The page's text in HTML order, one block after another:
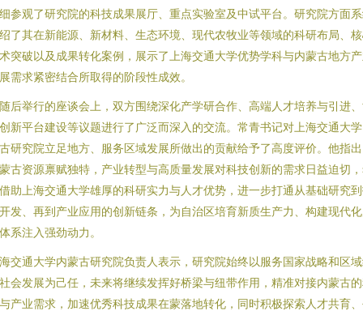
参观了研究院的科技成果展厅、重点实验室及中试平台。研究院方面
了其在新能源、新材料、生态环境、现代农牧业等领域的科研布局、
突破以及成果转化案例，展示了上海交通大学优势学科与内蒙古地方
需求紧密结合所取得的阶段性成效。
后举行的座谈会上，双方围绕深化产学研合作、高端人才培养与引进
新平台建设等议题进行了广泛而深入的交流。常青书记对上海交通大
研究院立足地方、服务区域发展所做出的贡献给予了高度评价。他指
古资源禀赋独特，产业转型与高质量发展对科技创新的需求日益迫切
助上海交通大学雄厚的科研实力与人才优势，进一步打通从基础研究
发、再到产业应用的创新链条，为自治区培育新质生产力、构建现代
系注入强劲动力。
交通大学内蒙古研究院负责人表示，研究院始终以服务国家战略和区
会发展为己任，未来将继续发挥好桥梁与纽带作用，精准对接内蒙古
产业需求，加速优秀科技成果在蒙落地转化，同时积极探索人才共育